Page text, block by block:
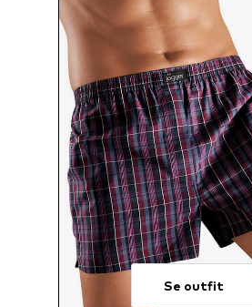
Se outfit